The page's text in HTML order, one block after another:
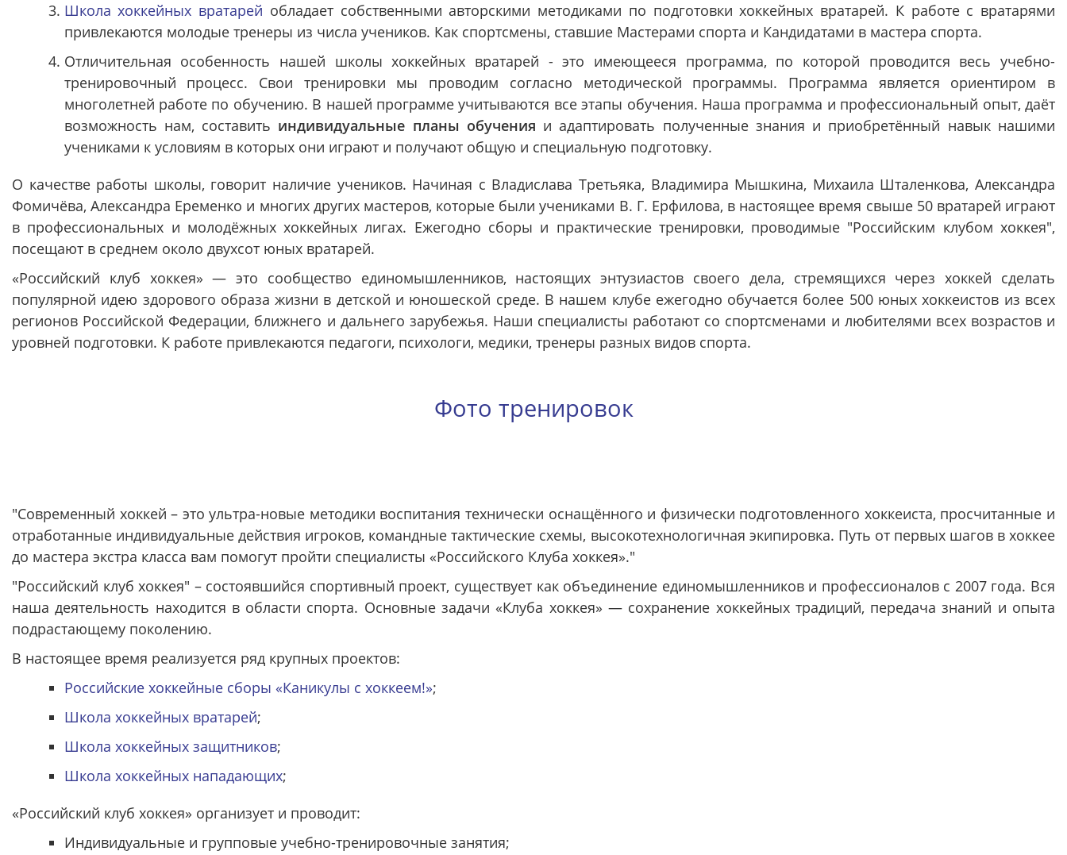
Школа хоккейных вратарей обладает собственными авторскими методиками по подготовки хоккейных вратарей. К работе с вратарями
привлекаются молодые тренеры из числа учеников. Как спортсмены, ставшие Мастерами спорта и Кандидатами в мастера спорта.
Отличительная особенность нашей школы хоккейных вратарей - это имеющееся программа, по которой проводится весь учебно-
тренировочный процесс. Свои тренировки мы проводим согласно методической программы. Программа является ориентиром в
многолетней работе по обучению. В нашей программе учитываются все этапы обучения. Наша программа и профессиональный опыт, даёт
возможность нам, составить индивидуальные планы обучения и адаптировать полученные знания и приобретённый навык нашими
учениками к условиям в которых они играют и получают общую и специальную подготовку.
О качестве работы школы, говорит наличие учеников. Начиная с Владислава Третьяка, Владимира Мышкина, Михаила Шталенкова, Александра
Фомичёва, Александра Еременко и многих других мастеров, которые были учениками В. Г. Ерфилова, в настоящее время свыше 50 вратарей играют
в профессиональных и молодёжных хоккейных лигах. Ежегодно сборы и практические тренировки, проводимые "Российским клубом хоккея",
посещают в среднем около двухсот юных вратарей.
«Российский клуб хоккея» — это сообщество единомышленников, настоящих энтузиастов своего дела, стремящихся через хоккей сделать
популярной идею здорового образа жизни в детской и юношеской среде. В нашем клубе ежегодно обучается более 500 юных хоккеистов из всех
регионов Российской Федерации, ближнего и дальнего зарубежья. Наши специалисты работают со спортсменами и любителями всех возрастов и
уровней подготовки. К работе привлекаются педагоги, психологи, медики, тренеры разных видов спорта.
Фото тренировок
"Современный хоккей – это ультра-новые методики воспитания технически оснащённого и физически подготовленного хоккеиста, просчитанные и
отработанные индивидуальные действия игроков, командные тактические схемы, высокотехнологичная экипировка. Путь от первых шагов в хоккее
до мастера экстра класса вам помогут пройти специалисты «Российского Клуба хоккея»."
"Российский клуб хоккея" – состоявшийся спортивный проект, существует как объединение единомышленников и профессионалов с 2007 года. Вся
наша деятельность находится в области спорта. Основные задачи «Клуба хоккея» — сохранение хоккейных традиций, передача знаний и опыта
подрастающему поколению.
В настоящее время реализуется ряд крупных проектов:
Российские хоккейные сборы «Каникулы с хоккеем!»;
Школа хоккейных вратарей;
Школа хоккейных защитников;
Школа хоккейных нападающих;
«Российский клуб хоккея» организует и проводит:
Индивидуальные и групповые учебно-тренировочные занятия;